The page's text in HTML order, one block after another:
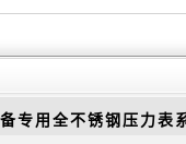
专用全不锈钢压力表